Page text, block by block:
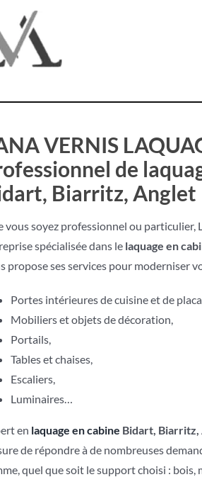
VERNIS
de
Biarritz, Anglet
vous soyez professionnel ou particulier,
spécialisée dans le laquage en
propose ses services pour moderniser
Portes intérieures de cuisine et de
Mobiliers et objets de décoration,
Portails,
Tables et chaises,
Escaliers,
Luminaires…
en laquage en cabine Bidart, Biarritz,
de répondre à de nombreuses
quel que soit le support choisi : bois,